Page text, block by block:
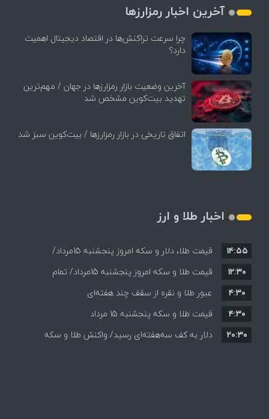
آخرین اخبار رمزارزها
چرا سرعت تراکنش‌ها در اقتصاد دیجیتال اهمیت
دارد؟
آخرین وضعیت بازار رمزارزها در جهان / مهم‌ترین
تهدید بیت‌کوین مشخص شد
اتفاق تاریخی در بازار رمزارزها / بیت‌کوین سبز شد
اخبار طلا و ارز
قیمت طلا، دلار و سکه امروز پنجشنبه 15مرداد/
افزایش قیمت ها + جدول
۱۴:۵۵
قیمت طلا و سکه امروز پنجشنبه 15مرداد/ تمام
قیمت ها بر مدار افزایش + جدول
۱۲:۳۰
عبور طلا و نقره از سقف چند هفته‌ای
۴:۳۰
قیمت طلا و سکه پنجشنبه 15 مرداد
۴:۳۰
دلار به کف سه‌هفته‌ای رسید/ واکنش طلا و سکه
۲۰:۳۰